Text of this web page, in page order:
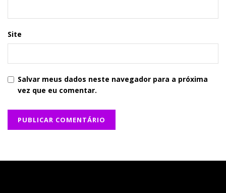
Site
Salvar meus dados neste navegador para a próxima
vez que eu comentar.